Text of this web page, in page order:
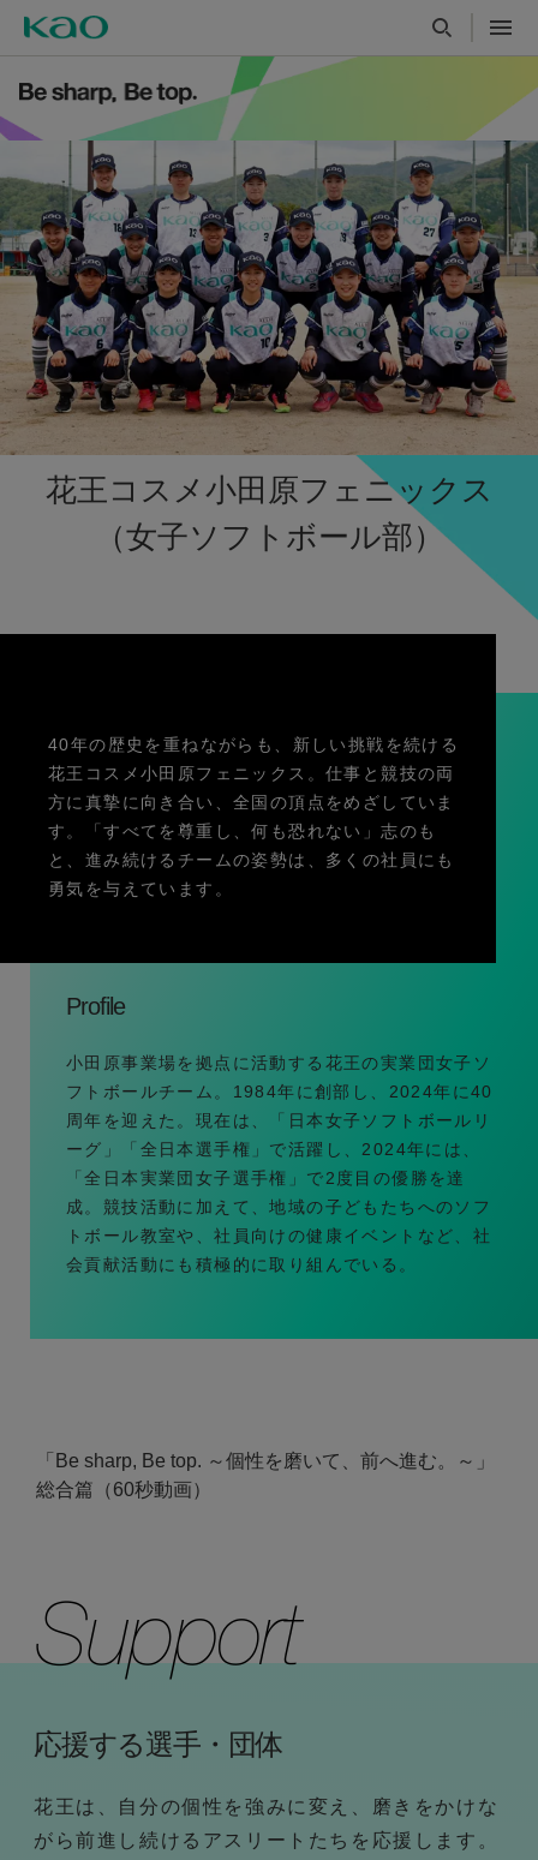
花王コスメ小田原フェニックス
（女子ソフトボール部）
40年の歴史を重ねながらも、新しい挑戦を続ける
花王コスメ小田原フェニックス。仕事と競技の両
方に真摯に向き合い、全国の頂点をめざしていま
す。「すべてを尊重し、何も恐れない」志のも
と、進み続けるチームの姿勢は、多くの社員にも
勇気を与えています。
Profile
小田原事業場を拠点に活動する花王の実業団女子ソ
フトボールチーム。1984年に創部し、2024年に40
周年を迎えた。現在は、「日本女子ソフトボールリ
ーグ」「全日本選手権」で活躍し、2024年には、
「全日本実業団女子選手権」で2度目の優勝を達
成。競技活動に加えて、地域の子どもたちへのソフ
トボール教室や、社員向けの健康イベントなど、社
会貢献活動にも積極的に取り組んでいる。
「Be sharp, Be top. ～個性を磨いて、前へ進む。～」
総合篇（60秒動画）
応援する選手・団体
花王は、自分の個性を強みに変え、磨きをかけな
がら前進し続けるアスリートたちを応援します。